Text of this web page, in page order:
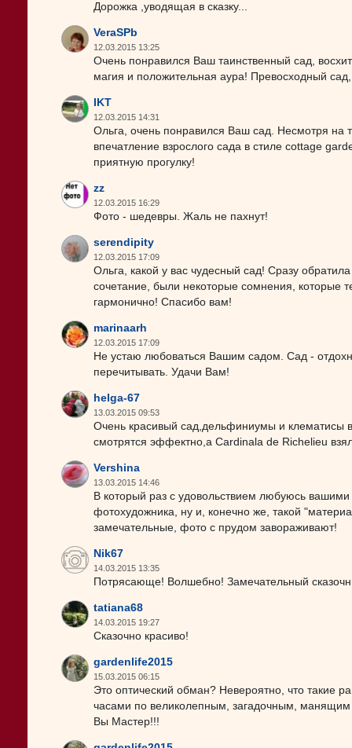
Дорожка ,уводящая в сказку...
VeraSPb
12.03.2015 13:25
Очень понравился Ваш таинственный сад,
магия и положительная аура! Превосходный
IKT
12.03.2015 14:31
Ольга, очень понравился Ваш сад. Несмотря
впечатление взрослого сада в стиле cottage
приятную прогулку!
zz
12.03.2015 16:29
Фото - шедевры. Жаль не пахнут!
serendipity
12.03.2015 17:09
Ольга, какой у вас чудесный сад! Сразу
сочетание, были некоторые сомнения, которые
гармонично! Спасибо вам!
marinaarh
12.03.2015 17:09
Не устаю любоваться Вашим садом. Сад -
перечитывать. Удачи Вам!
helga-67
13.03.2015 09:53
Очень красивый сад,дельфиниумы и клематисы
смотрятся эффектно,а Cardinalа de Richelieu
Vershina
13.03.2015 14:46
В который раз с удовольствием любуюсь
фотохудожника, ну и, конечно же, такой
замечательные, фото с прудом завораживают!
Nik67
14.03.2015 13:35
Потрясающе! Волшебно! Замечательный
tatiana68
14.03.2015 19:27
Сказочно красиво!
gardenlife2015
15.03.2015 06:15
Это оптический обман? Невероятно, что такие
часами по великолепным, загадочным, манящим
Вы Мастер!!!